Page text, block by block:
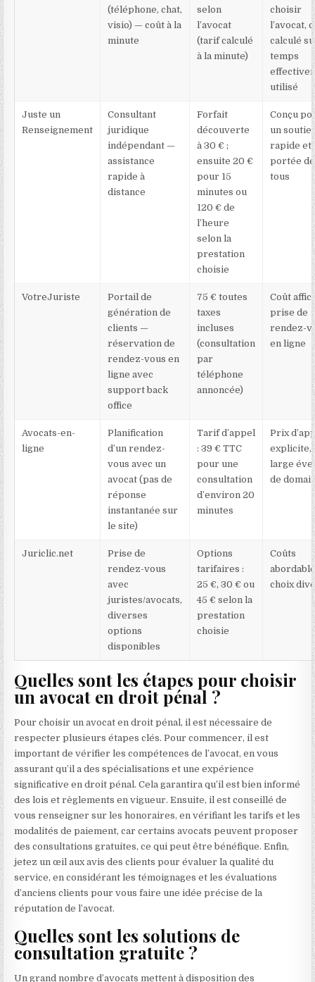
(téléphone, chat,
visio) — coût à la
minute
selon
l’avocat
(tarif calculé
à la minute)
choisir
l’avocat,
calculé
temps
utilisé
Juste un
Renseignement
Consultant
juridique
indépendant —
assistance
rapide à
distance
Forfait
découverte
à 30 € ;
ensuite 20 €
pour 15
minutes ou
120 € de
l’heure
selon la
prestation
choisie
Conçu
un
rapide et
portée de
tous
VotreJuriste
Portail de
génération de
clients —
réservation de
rendez-vous en
ligne avec
support back
office
75 € toutes
taxes
incluses
(consultation
par
téléphone
annoncée)
Coût
prise de
rendez-
en ligne
Avocats-en-
ligne
Planification
d’un rendez-
vous avec un
avocat (pas de
réponse
instantanée sur
le site)
Tarif d’appel
: 39 € TTC
pour une
consultation
d’environ 20
minutes
Prix
explicite,
large
de
Juriclic.net
Prise de
rendez-vous
avec
juristes/avocats,
diverses
options
disponibles
Options
tarifaires :
25 €, 30 € ou
45 € selon la
prestation
choisie
Coûts
choix
Quelles sont les étapes pour choisir
un avocat en droit pénal ?
Pour choisir un avocat en droit pénal, il est nécessaire de
respecter plusieurs étapes clés. Pour commencer, il est
important de vérifier les compétences de l’avocat, en vous
assurant qu’il a des spécialisations et une expérience
significative en droit pénal. Cela garantira qu’il est bien informé
des lois et règlements en vigueur. Ensuite, il est conseillé de
vous renseigner sur les honoraires, en vérifiant les tarifs et les
modalités de paiement, car certains avocats peuvent proposer
des consultations gratuites, ce qui peut être bénéfique. Enfin,
jetez un œil aux avis des clients pour évaluer la qualité du
service, en considérant les témoignages et les évaluations
d’anciens clients pour vous faire une idée précise de la
réputation de l’avocat.
Quelles sont les solutions de
consultation gratuite ?
Un grand nombre d’avocats mettent à disposition des